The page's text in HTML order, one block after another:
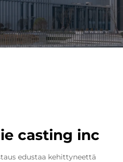
casting inc
edustaa kehittyneettä